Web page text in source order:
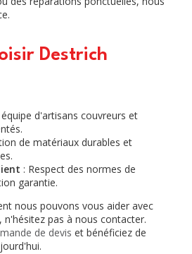
Destrich
équipe d'artisans couvreurs et
de matériaux durables et
: Respect des normes de
garantie.
nous pouvons vous aider avec
pas à nous contacter.
de devis et bénéficiez de